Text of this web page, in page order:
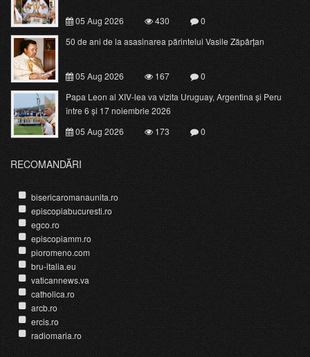
05 Aug 2026 430
0
50 de ani de la asasinarea părintelui Vasile Zăpârțan
05 Aug 2026 167
0
Papa Leon al XIV-lea va vizita Uruguay, Argentina și Peru
între 6 și 17 noiembrie 2026
05 Aug 2026
173 0
RECOMANDĂRI
bisericaromanaunita.ro
episcopiabucuresti.ro
egco.ro
episcopiamm.ro
pioromeno.com
bru-italia.eu
vaticannews.va
catholica.ro
arcb.ro
ercis.ro
radiomaria.ro